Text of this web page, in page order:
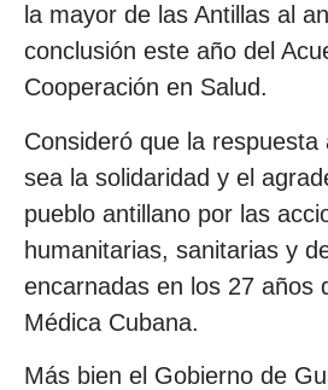
la mayor de las Antillas al
conclusión este año del
Cooperación en Salud.
Consideró que la respuesta
sea la solidaridad y el
pueblo antillano por las
humanitarias, sanitarias y
encarnadas en los 27 años
Médica Cubana.
Más bien el Gobierno de